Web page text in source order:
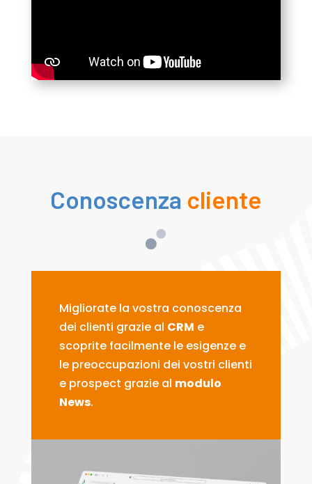
Conoscenza cliente
Migliorate la vostra conoscenza
dei clienti grazie al CRM e
scoprite facilmente le esigenze e
le preoccupazioni dei vostri clienti
e prospect grazie al modulo
News.